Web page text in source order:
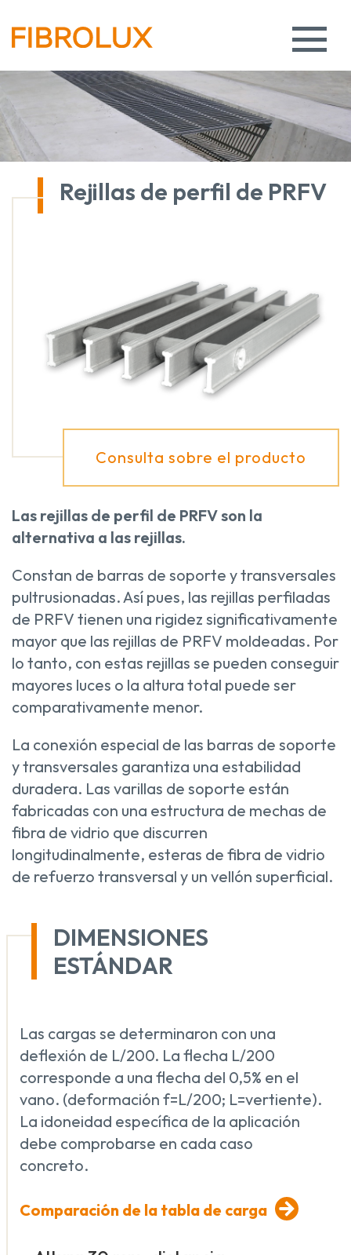
Consulta sobre el producto
Rejillas de perfil de PRFV
Las rejillas de perfil de PRFV son la
alternativa a las rejillas.
Constan de barras de soporte y transversales
pultrusionadas. Así pues, las rejillas perfiladas
de PRFV tienen una rigidez significativamente
mayor que las rejillas de PRFV moldeadas. Por
lo tanto, con estas rejillas se pueden conseguir
mayores luces o la altura total puede ser
comparativamente menor.
La conexión especial de las barras de soporte
y transversales garantiza una estabilidad
duradera. Las varillas de soporte están
fabricadas con una estructura de mechas de
fibra de vidrio que discurren
longitudinalmente, esteras de fibra de vidrio
de refuerzo transversal y un vellón superficial.
DIMENSIONES
ESTÁNDAR
Las cargas se determinaron con una
deflexión de L/200. La flecha L/200
corresponde a una flecha del 0,5% en el
vano. (deformación f=L/200; L=vertiente).
La idoneidad específica de la aplicación
debe comprobarse en cada caso
concreto.
Comparación de la tabla de carga